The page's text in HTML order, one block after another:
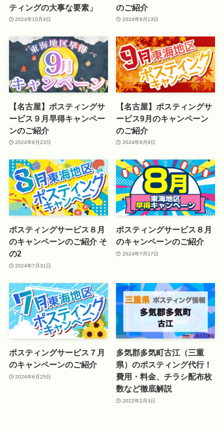
ティングの大事な要素」
2024年10月4日
のご紹介
2024年9月13日
【名古屋】ポスティングサ
ービス９月早得キャンペー
ンのご紹介
2024年8月23日
【名古屋】ポスティングサ
ービス9月のキャンペーン
のご紹介
2024年8月9日
ポスティングサービス８月
のキャンペーンのご紹介 そ
の2
2024年7月31日
ポスティングサービス８月
のキャンペーンのご紹介
2024年7月17日
ポスティングサービス７月
のキャンペーンのご紹介
2024年6月25日
多気郡多気町古江（三重
県）のポスティング代行！
費用・料金、チラシ配布枚
数など徹底解説
2022年2月3日